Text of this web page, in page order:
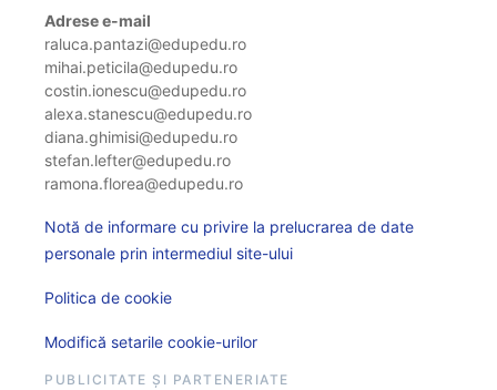
Adrese e-mail
raluca.pantazi@edupedu.ro
mihai.peticila@edupedu.ro
costin.ionescu@edupedu.ro
alexa.stanescu@edupedu.ro
diana.ghimisi@edupedu.ro
stefan.lefter@edupedu.ro
ramona.florea@edupedu.ro
Notă de informare cu privire la prelucrarea de date
personale prin intermediul site-ului
Politica de cookie
Modifică setarile cookie-urilor
PUBLICITATE ȘI PARTENERIATE